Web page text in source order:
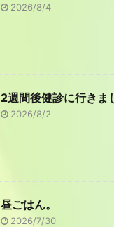
2026/8/4
2週間後健診に行きま
2026/8/2
昼ごはん。
2026/7/30